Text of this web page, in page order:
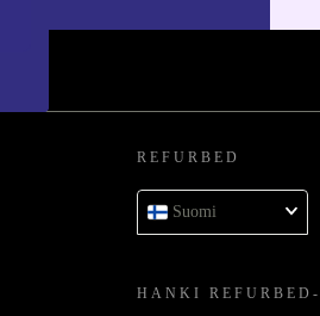
REFURBED
Suomi
HANKI